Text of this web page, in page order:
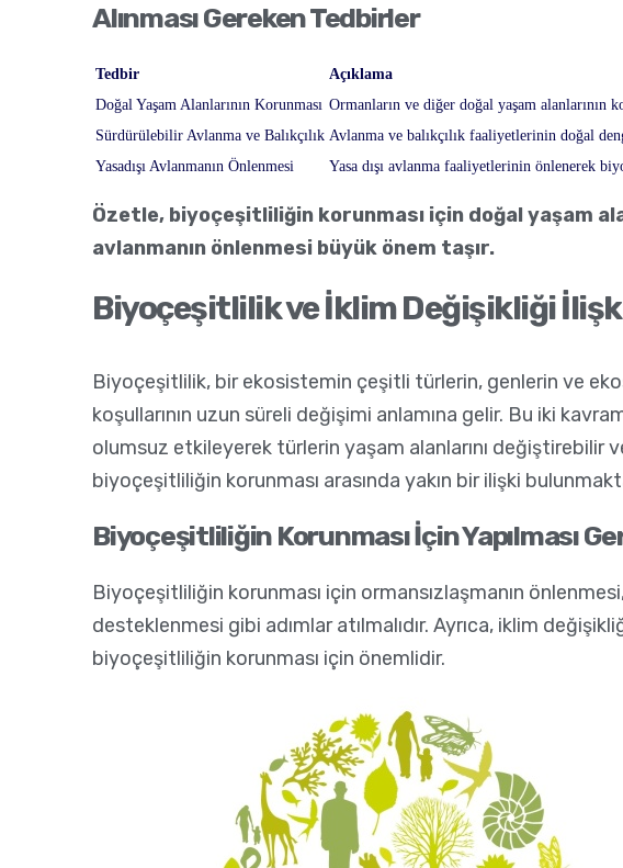
Alınması Gereken Tedbirler
Tedbir
Açıklama
Doğal Yaşam Alanlarının Korunması Ormanların ve diğer doğal yaşam alanlarının
Sürdürülebilir Avlanma ve Balıkçılık Avlanma ve balıkçılık faaliyetlerinin doğal
Yasadışı Avlanmanın Önlenmesi
Yasa dışı avlanma faaliyetlerinin önlenerek
Özetle, biyoçeşitliliğin korunması için doğal yaşam
avlanmanın önlenmesi büyük önem taşır.
Biyoçeşitlilik ve İklim Değişikliği
Biyoçeşitlilik, bir ekosistemin çeşitli türlerin, genlerin ve
koşullarının uzun süreli değişimi anlamına gelir. Bu iki
olumsuz etkileyerek türlerin yaşam alanlarını değiştirebilir
biyoçeşitliliğin korunması arasında yakın bir ilişki
Biyoçeşitliliğin Korunması İçin Yapılması
Biyoçeşitliliğin korunması için ormansızlaşmanın
desteklenmesi gibi adımlar atılmalıdır. Ayrıca, iklim
biyoçeşitliliğin korunması için önemlidir.